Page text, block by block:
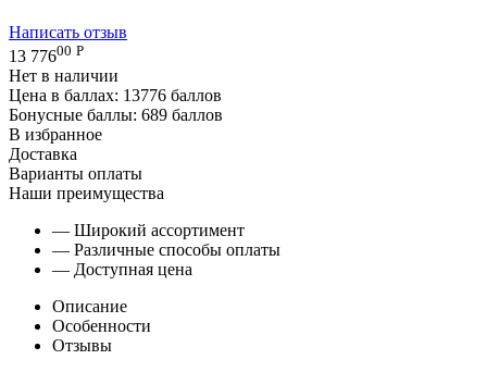
Написать отзыв
13 77600 Р
Нет в наличии
Цена в баллах: 13776 баллов
Бонусные баллы: 689 баллов
В избранное
Доставка
Варианты оплаты
Наши преимущества
— Широкий ассортимент
— Различные способы оплаты
— Доступная цена
Описание
Особенности
Отзывы